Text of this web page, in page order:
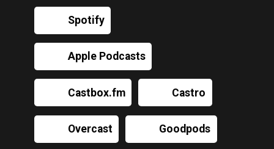
Spotify
Apple Podcasts
Castbox.fm Castro
Overcast Goodpods